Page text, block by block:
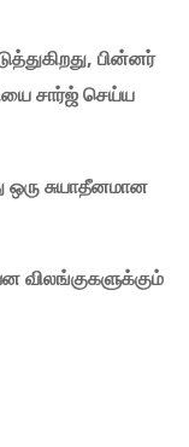
பின்னர்
சார்ஜ்செய்ய
ஒருசுயாதீனமான
விலங்குகளுக்கும்